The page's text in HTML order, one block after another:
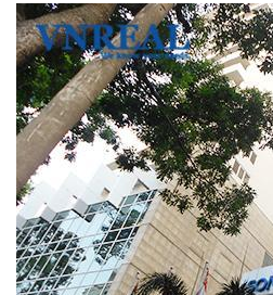
văn phòng cho thuê quận 3
văn phòng quận 1
văn phòng quận 3
cao ốc văn phòng quận 1